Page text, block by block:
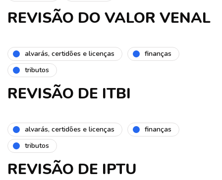
REVISÃO DO VALOR VENAL
alvarás, certidões e licenças
finanças
tributos
REVISÃO DE ITBI
alvarás, certidões e licenças
finanças
tributos
REVISÃO DE IPTU